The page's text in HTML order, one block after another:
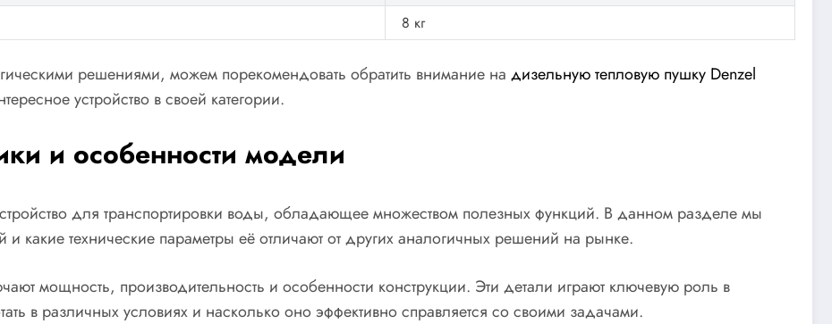
8 кг
решениями, можем порекомендовать обратить внимание на дизельную тепловую пушку Denzel
устройство в своей категории.
и особенности модели
устройство для транспортировки воды, обладающее множеством полезных функций. В данном разделе мы
какие технические параметры её отличают от других аналогичных решений на рынке.
мощность, производительность и особенности конструкции. Эти детали играют ключевую роль в
в различных условиях и насколько оно эффективно справляется со своими задачами.